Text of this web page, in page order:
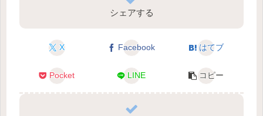
シェアする
X Facebook はてブ
Pocket LINE コピー